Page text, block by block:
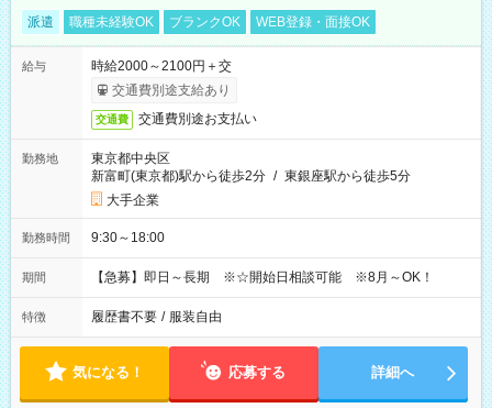
派遣 職種未経験OK ブランクOK WEB登録・面接OK
給与
時給2000～2100円＋交
交通費別途支給あり
交通費 交通費別途お支払い
勤務地
東京都中央区
新富町(東京都)駅から徒歩2分 / 東銀座駅から徒歩5分
大手企業
勤務時間 9:30～18:00
期間 【急募】即日～長期 ※☆開始日相談可能 ※8月～OK！
特徴 履歴書不要 / 服装自由
気になる！ 応募する 詳細へ